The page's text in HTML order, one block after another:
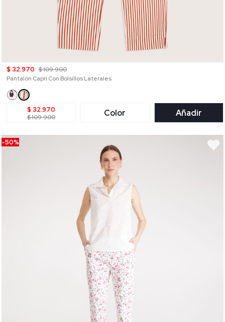
$ 32.970 $ 109.900
Pantalón Capri Con Bolsillos Laterales
$ 32.970
$ 109.900 Color Añadir
-50%